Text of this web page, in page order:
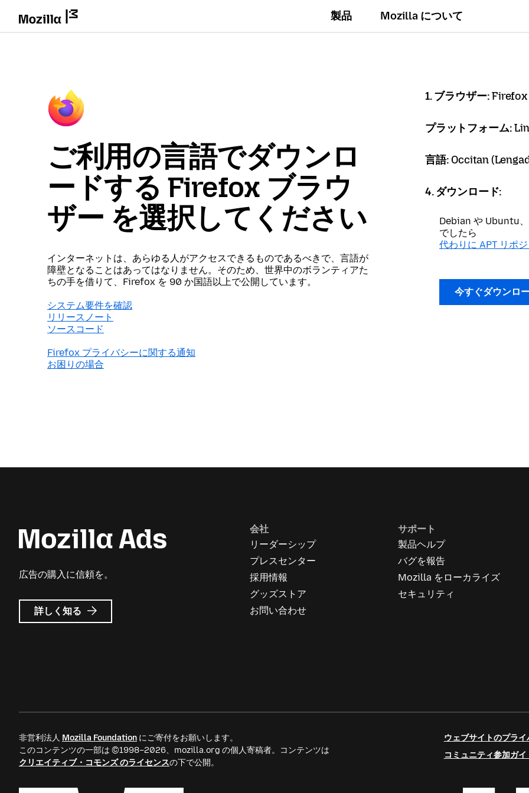
製品 Mozilla について
ご利用の言語でダウンロ
ードする Firefox ブラウ
ザー を選択してください
インターネットは、あらゆる人がアクセスできるものであるべきで、言語が
障壁となることはあってはなりません。そのため、世界中のボランティアた
ちの手を借りて、Firefox を 90 か国語以上で公開しています。
システム要件を確認
リリースノート
ソースコード
Firefox プライバシーに関する通知
お困りの場合
1. ブラウザー:Firefox
プラットフォーム:
言語:Occitan
4. ダウンロード:
Debian や Ubuntu
でしたら
代わりに APT リポ
今すぐダウンロ
広告の購入に信頼を。
Mozilla
広
詳しく知る
会社
リーダーシップ
プレスセンター
採用情報
グッズストア
お問い合わせ
サポート
製品ヘルプ
バグを報告
Mozilla をローカライズ
セキュリティ
非営利法人 Mozilla Foundation にご寄付をお願いします。
このコンテンツの一部は ©1998–2026、mozilla.org の個人寄稿者。コンテンツは
クリエイティブ・コモンズ のライセンスの下で公開。
ウェブサイトのプラ
コミュニティ参加ガ